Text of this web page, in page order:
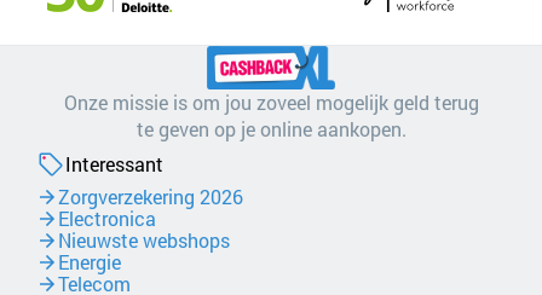
Onze missie is om jou zoveel mogelijk geld terug
te geven op je online aankopen.
Interessant
Zorgverzekering 2026
Electronica
Nieuwste webshops
Energie
Telecom